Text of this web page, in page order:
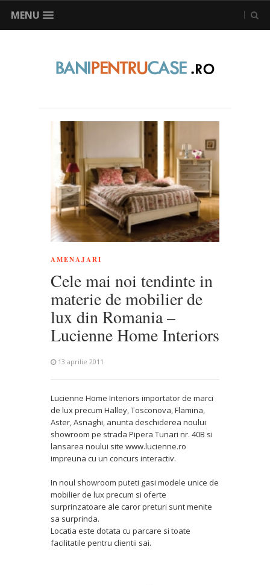
MENU
AMENAJARI
Cele mai noi tendinte in
materie de mobilier de
lux din Romania –
Lucienne Home Interiors
13 aprilie 2011
Lucienne Home Interiors importator de marci
de lux precum Halley, Tosconova, Flamina,
Aster, Asnaghi, anunta deschiderea noului
showroom pe strada Pipera Tunari nr. 40B si
lansarea noului site www.lucienne.ro
impreuna cu un concurs interactiv.
In noul showroom puteti gasi modele unice de
mobilier de lux precum si oferte
surprinzatoare ale caror preturi sunt menite
sa surprinda.
Locatia este dotata cu parcare si toate
facilitatile pentru clientii sai.